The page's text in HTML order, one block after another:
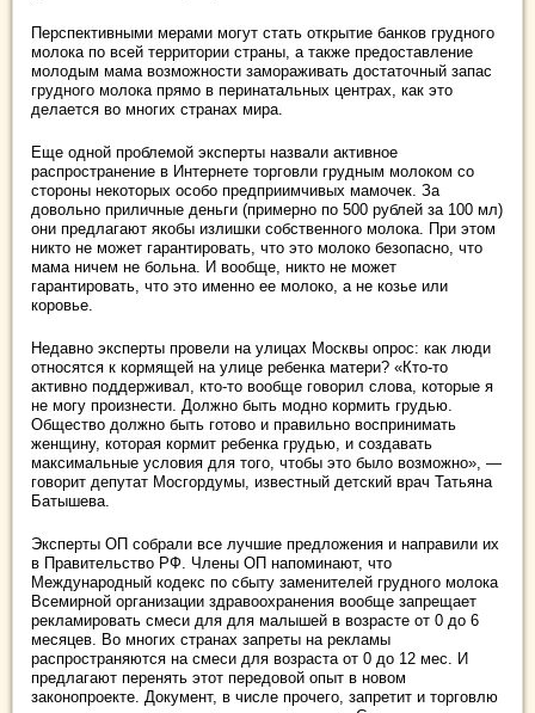
Перспективными мерами могут стать открытие банков грудного
молока по всей территории страны, а также предоставление
молодым мама возможности замораживать достаточный запас
грудного молока прямо в перинатальных центрах, как это
делается во многих странах мира.
Еще одной проблемой эксперты назвали активное
распространение в Интернете торговли грудным молоком со
стороны некоторых особо предприимчивых мамочек. За
довольно приличные деньги (примерно по 500 рублей за 100 мл)
они предлагают якобы излишки собственного молока. При этом
никто не может гарантировать, что это молоко безопасно, что
мама ничем не больна. И вообще, никто не может
гарантировать, что это именно ее молоко, а не козье или
коровье.
Недавно эксперты провели на улицах Москвы опрос: как люди
относятся к кормящей на улице ребенка матери? «Кто-то
активно поддерживал, кто-то вообще говорил слова, которые я
не могу произнести. Должно быть модно кормить грудью.
Общество должно быть готово и правильно воспринимать
женщину, которая кормит ребенка грудью, и создавать
максимальные условия для того, чтобы это было возможно», —
говорит депутат Мосгордумы, известный детский врач Татьяна
Батышева.
Эксперты ОП собрали все лучшие предложения и направили их
в Правительство РФ. Члены ОП напоминают, что
Международный кодекс по сбыту заменителей грудного молока
Всемирной организации здравоохранения вообще запрещает
рекламировать смеси для для малышей в возрасте от 0 до 6
месяцев. Во многих странах запреты на рекламы
распространяются на смеси для возраста от 0 до 12 мес. И
предлагают перенять этот передовой опыт в новом
законопроекте. Документ, в числе прочего, запретит и торговлю